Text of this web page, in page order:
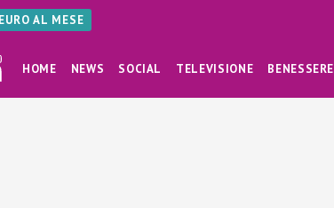
AL MESE
HOME NEWS SOCIAL TELEVISIONE BENESSERE